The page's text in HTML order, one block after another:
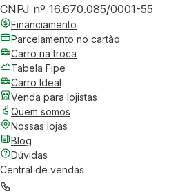
CNPJ nº 16.670.085/0001-55
Financiamento
Parcelamento no cartão
Carro na troca
Tabela Fipe
Carro Ideal
Venda para lojistas
Quem somos
Nossas lojas
Blog
Dúvidas
Central de vendas